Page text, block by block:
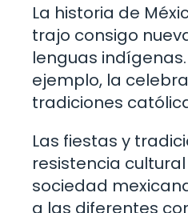
La historia de
trajo consigo
lenguas
ejemplo, la
tradiciones
Las fiestas y
resistencia
sociedad
a las diferentes